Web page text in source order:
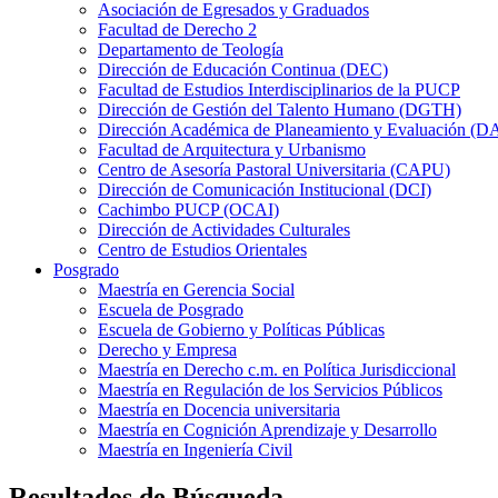
Asociación de Egresados y Graduados
Facultad de Derecho 2
Departamento de Teología
Dirección de Educación Continua (DEC)
Facultad de Estudios Interdisciplinarios de la PUCP
Dirección de Gestión del Talento Humano (DGTH)
Dirección Académica de Planeamiento y Evaluación
Facultad de Arquitectura y Urbanismo
Centro de Asesoría Pastoral Universitaria (CAPU)
Dirección de Comunicación Institucional (DCI)
Cachimbo PUCP (OCAI)
Dirección de Actividades Culturales
Centro de Estudios Orientales
Posgrado
Maestría en Gerencia Social
Escuela de Posgrado
Escuela de Gobierno y Políticas Públicas
Derecho y Empresa
Maestría en Derecho c.m. en Política Jurisdiccional
Maestría en Regulación de los Servicios Públicos
Maestría en Docencia universitaria
Maestría en Cognición Aprendizaje y Desarrollo
Maestría en Ingeniería Civil